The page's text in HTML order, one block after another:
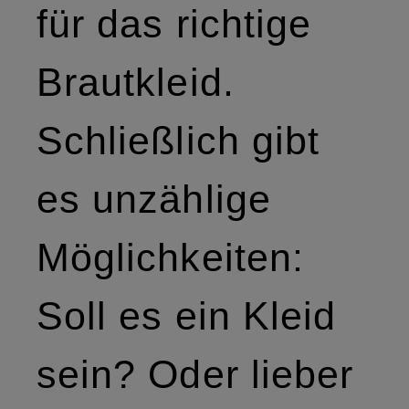
für das richtige
Brautkleid.
Schließlich gibt
es unzählige
Möglichkeiten:
Soll es ein Kleid
sein? Oder lieber